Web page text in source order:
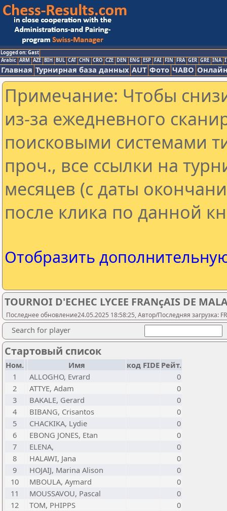
Logged on: Gast
Arabic ARM AZE BIH BUL CAT CHN CRO CZE DEN ENG ESP FAI FIN FRA GER GRE INA
Главная Турнирная база данных AUT Фото ЧАВО
Примечание: Чтобы
из-за ежедневного
поисковыми системами
проч., все ссылки на
месяцев (с даты
после клика по данной
Отобразить
TOURNOI D'ECHEC LYCEE FRANçAIS DE
Последнее обновление24.05.2025 18:58:25, Автор/Последняя загрузка:
Search for player
Стартовый список
Ном. Имя код FIDE Рейт.
1
ALLOGHO, Evrard
0
2
ATTYE, Adam
0
3
BAKALE, Gerard
0
4
BIBANG, Crisantos
0
5
CHACKIKA, Lydie
0
6
EBONG JONES, Etan
0
7
ELENA,
0
8
HALAWI, Jana
0
9
HOJAIJ, Marina Alison
0
10
MBOULA, Aymard
0
11
MOUSSAVOU, Pascal
0
12
TOM, PHIPPS
0